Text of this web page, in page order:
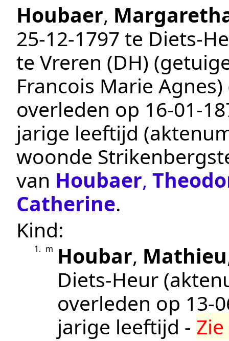
Houbaer,
25‑12‑1797 te Diets-
te Vreren (DH)
Francois Marie Agnes)
overleden op
jarige leeftijd
woonde
van Houbaer,
Catherine.
Kind:
1. m Houbar, Mathieu
Diets-Heur
overleden op
jarige leeftijd -